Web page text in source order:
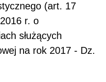
(art. 17
r. o
służących
na rok 2017 - Dz.